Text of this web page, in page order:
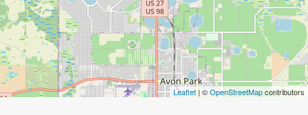
Leaflet| ©OpenStreetMapcontributors